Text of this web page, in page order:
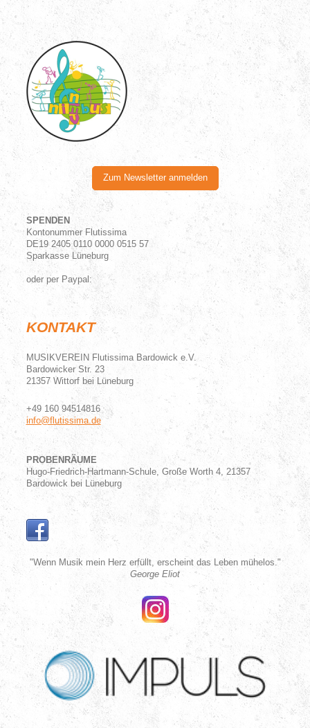
Zum Newsletter anmelden
SPENDEN
Kontonummer Flutissima
DE19 2405 0110 0000 0515 57
Sparkasse Lüneburg
oder per Paypal:
KONTAKT
MUSIKVEREIN Flutissima Bardowick e.V.
Bardowicker Str. 23
21357 Wittorf bei Lüneburg
+49 160 94514816
info@flutissima.de
PROBENRÄUME
Hugo-Friedrich-Hartmann-Schule, Große Worth 4, 21357
Bardowick bei Lüneburg
"Wenn Musik mein Herz erfüllt, erscheint das Leben mühelos."
George Eliot